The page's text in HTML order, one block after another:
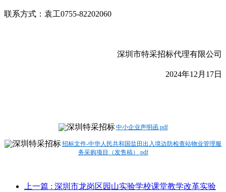
联系方式：袁工0755-82202060
深圳市特采招标代理有限公司
2024年12月17日
中小企业声明函.pdf
招标文件-中华人民共和国盐田出入境边防检查站物业管理服
务采购项目（发售稿）.pdf
上一篇 : 深圳市龙岗区园山实验学校课堂教学改革实验